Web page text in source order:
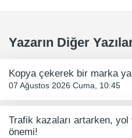
Yazarın Diğer
Kopya çekerek bir marka
07 Ağustos 2026 Cuma, 10:45
Trafik kazaları artarken,
önemi!